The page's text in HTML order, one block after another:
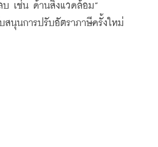
เช่น ด้านสิ่งแวดล้อม”
นุนการปรับอัตราภาษีครั้งใหม่